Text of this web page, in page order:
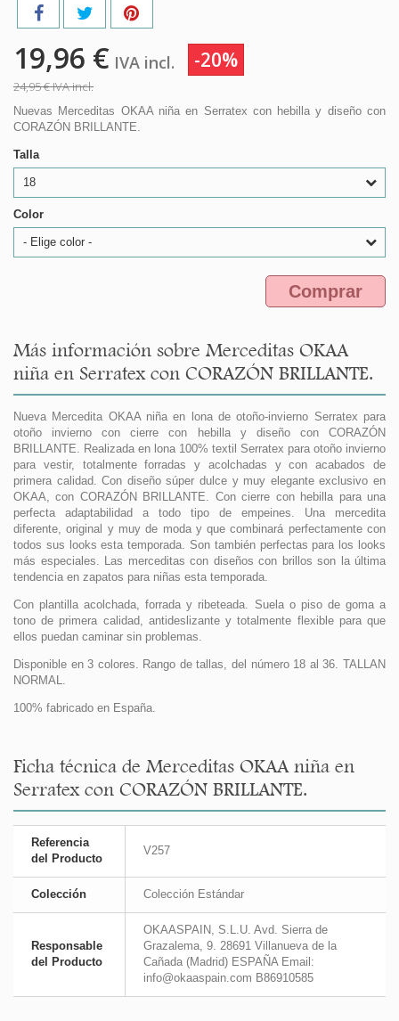
19,96 € IVA incl. -20%
24,95 €IVA incl.
Nuevas Merceditas OKAA niña en Serratex con hebilla y diseño con
CORAZÓN BRILLANTE.
Talla
18
Color
- Elige color -
Comprar
Más información sobre Merceditas OKAA
niña en Serratex con CORAZÓN BRILLANTE.
Nueva Mercedita OKAA niña en lona de otoño-invierno Serratex para
otoño invierno con cierre con hebilla y diseño con CORAZÓN
BRILLANTE. Realizada en lona 100% textil Serratex para otoño invierno
para vestir, totalmente forradas y acolchadas y con acabados de
primera calidad. Con diseño súper dulce y muy elegante exclusivo en
OKAA, con CORAZÓN BRILLANTE. Con cierre con hebilla para una
perfecta adaptabilidad a todo tipo de empeines. Una mercedita
diferente, original y muy de moda y que combinará perfectamente con
todos sus looks esta temporada. Son también perfectas para los looks
más especiales. Las merceditas con diseños con brillos son la última
tendencia en zapatos para niñas esta temporada.
Con plantilla acolchada, forrada y ribeteada. Suela o piso de goma a
tono de primera calidad, antideslizante y totalmente flexible para que
ellos puedan caminar sin problemas.
Disponible en 3 colores. Rango de tallas, del número 18 al 36. TALLAN
NORMAL.
100% fabricado en España.
Ficha técnica de Merceditas OKAA niña en
Serratex con CORAZÓN BRILLANTE.
Referencia
del Producto
V257
Colección Colección Estándar
Responsable
del Producto
OKAASPAIN, S.L.U. Avd. Sierra de
Grazalema, 9. 28691 Villanueva de la
Cañada (Madrid) ESPAÑA Email:
info@okaaspain.com B86910585